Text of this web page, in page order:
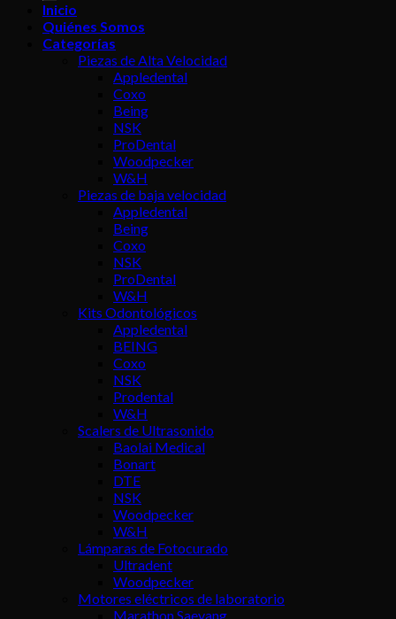
Inicio
Quiénes Somos
Categorías
Piezas de Alta Velocidad
Appledental
Coxo
Being
NSK
ProDental
Woodpecker
W&H
Piezas de baja velocidad
Appledental
Being
Coxo
NSK
ProDental
W&H
Kits Odontológicos
Appledental
BEING
Coxo
NSK
Prodental
W&H
Scalers de Ultrasonido
Baolai Medical
Bonart
DTE
NSK
Woodpecker
W&H
Lámparas de Fotocurado
Ultradent
Woodpecker
Motores eléctricos de laboratorio
Marathon Saeyang